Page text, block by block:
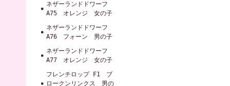
ネザーランドドワーフ
A75 オレンジ 女の子
ネザーランドドワーフ
A76 フォーン 男の子
ネザーランドドワーフ
A77 オレンジ 女の子
フレンチロップ F1 ブ
ロークンリンクス 男の